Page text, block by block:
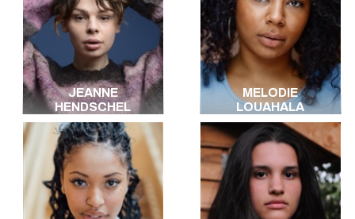
JEANNE
HENDSCHEL
MELODIE
LOUAHALA